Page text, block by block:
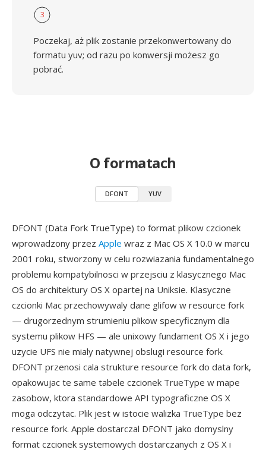
3
Poczekaj, aż plik zostanie przekonwertowany do
formatu yuv; od razu po konwersji możesz go
pobrać.
O formatach
DFONT YUV
DFONT (Data Fork TrueType) to format plikow czcionek
wprowadzony przez Apple wraz z Mac OS X 10.0 w marcu
2001 roku, stworzony w celu rozwiazania fundamentalnego
problemu kompatybilnosci w przejsciu z klasycznego Mac
OS do architektury OS X opartej na Uniksie. Klasyczne
czcionki Mac przechowywaly dane glifow w resource fork
— drugorzednym strumieniu plikow specyficznym dla
systemu plikow HFS — ale unixowy fundament OS X i jego
uzycie UFS nie mialy natywnej obslugi resource fork.
DFONT przenosi cala strukture resource fork do data fork,
opakowujac te same tabele czcionek TrueType w mape
zasobow, ktora standardowe API typograficzne OS X
moga odczytac. Plik jest w istocie walizka TrueType bez
resource fork. Apple dostarczal DFONT jako domyslny
format czcionek systemowych dostarczanych z OS X i